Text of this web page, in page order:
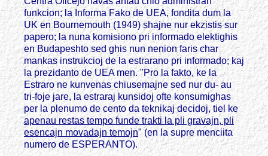
funkcion; la Informa Fako de UEA, fondita dum la
UK en Bournemouth (1949) shajne nur ekzistis sur
papero; la nuna komisiono pri informado elektighis
en Budapeshto sed ghis nun nenion faris char
mankas instrukcioj de la estrarano pri informado; kaj
la prezidanto de UEA men. "Pro la fakto, ke la
Estraro ne kunvenas chiusemajne sed nur du- au
tri-foje jare, la estraraj kunsidoj ofte konsumighas
per la plenumo de cento da teknikaj decidoj, tiel ke
apenau restas tempo funde trakti la pli gravajn, pli
esencajn movadajn temojn" (en la supre menciita
numero de ESPERANTO).